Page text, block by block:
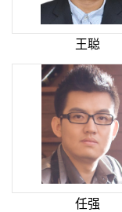
王聪
任强